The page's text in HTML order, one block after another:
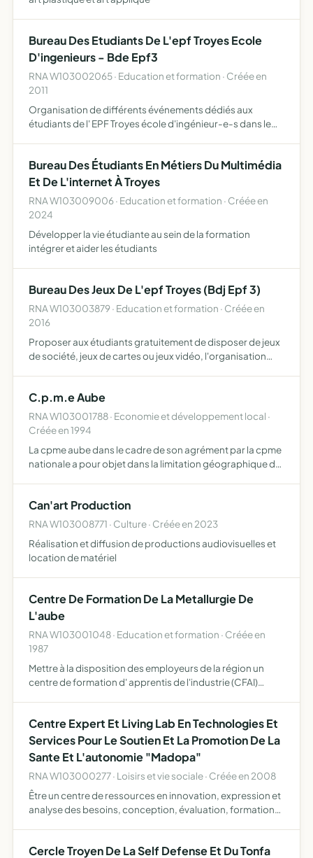
Bureau Des Etudiants De L'epf Troyes Ecole
D'ingenieurs - Bde Epf3
RNA W103002065 · Education et formation · Créée en
2011
Organisation de différents événements dédiés aux
étudiants de l' EPF Troyes école d'ingénieur-e-s dans le
Bureau Des Étudiants En Métiers Du Multimédia
Et De L'internet À Troyes
RNA W103009006 · Education et formation · Créée en
2024
Développer la vie étudiante au sein de la formation
intégrer et aider les étudiants
Bureau Des Jeux De L'epf Troyes (Bdj Epf 3)
RNA W103003879 · Education et formation · Créée en
2016
Proposer aux étudiants gratuitement de disposer de jeux
de société, jeux de cartes ou jeux vidéo, l'organisation
C.p.m.e Aube
RNA W103001788 · Economie et développement local ·
Créée en 1994
La cpme aube dans le cadre de son agrément par la cpme
nationale a pour objet dans la limitation géographique de
Can'art Production
RNA W103008771 · Culture · Créée en 2023
Réalisation et diffusion de productions audiovisuelles et
location de matériel
Centre De Formation De La Metallurgie De
L'aube
RNA W103001048 · Education et formation · Créée en
1987
Mettre à la disposition des employeurs de la région un
centre de formation d' apprentis de l'industrie (CFAI)
Centre Expert Et Living Lab En Technologies Et
Services Pour Le Soutien Et La Promotion De La
Sante Et L'autonomie "Madopa"
RNA W103000277 · Loisirs et vie sociale · Créée en 2008
Être un centre de ressources en innovation, expression et
analyse des besoins, conception, évaluation, formation
sa…
Cercle Troyen De La Self Defense Et Du Tonfa